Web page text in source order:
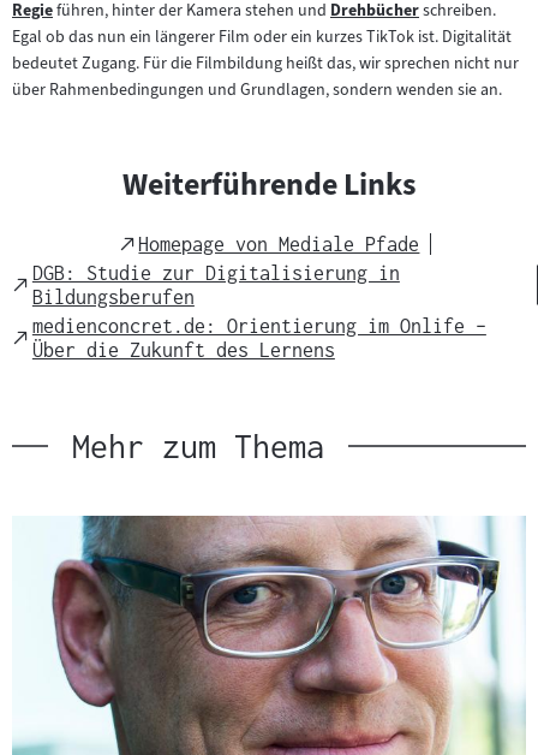
Zum
Inhalt:
Regieführen, hinter der Kamera stehen und Zum
Inhalt:
Drehbücherschreiben.
Egal ob das nun ein längerer Film oder ein kurzes TikTok ist. Digitalität
bedeutet Zugang. Für die Filmbildung heißt das, wir sprechen nicht nur
über Rahmenbedingungen und Grundlagen, sondern wenden sie an.
Weiterführende Links
External
Link
Homepage von Mediale Pfade
External
Link
DGB: Studie zur Digitalisierung in
Bildungsberufen
External
Link
medienconcret.de: Orientierung im Onlife –
Über die Zukunft des Lernens
Mehr zum Thema